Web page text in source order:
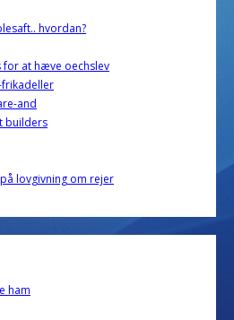
hvordan?
for at hæve oechslev
frikadeller
and
builders
lovgivning om rejer
ham